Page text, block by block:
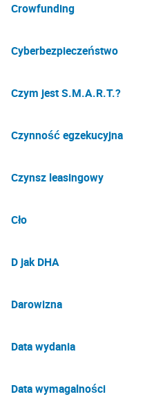
Crowfunding
Cyberbezpieczeństwo
Czym jest S.M.A.R.T.?
Czynność egzekucyjna
Czynsz leasingowy
Cło
D jak DHA
Darowizna
Data wydania
Data wymagalności